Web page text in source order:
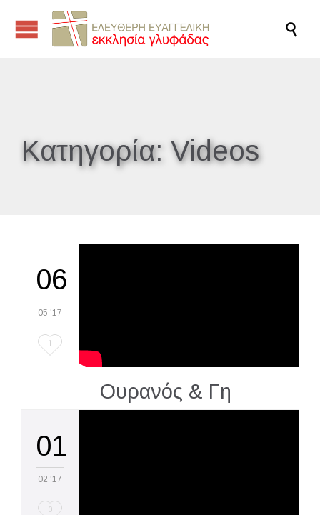

Κατηγορία: Videos
06
05 '17
Love
1
Ουρανός & Γη
01
02 '17
Love
0